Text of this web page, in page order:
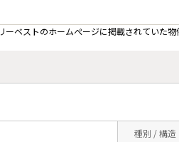
ベストのホームぺージに掲載されていた物
種別 / 構造